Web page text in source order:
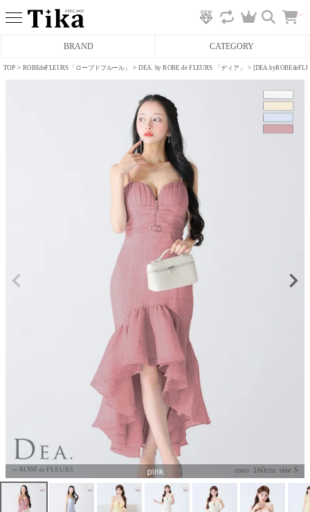
BRAND CATEGORY
タイトロングドレス
へ
TOP ROBEdeFLEURS「ローブドフルール」 DEA. by ROBE de FLEURS 「ディア」
pink